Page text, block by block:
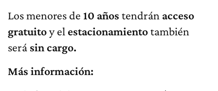
Los menores de 10 años tendrán acceso
gratuitoy el estacionamientotambién
será sin cargo.
Más información: